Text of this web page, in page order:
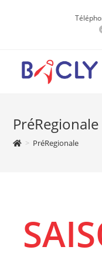
PréRegionale
> PréRegionale